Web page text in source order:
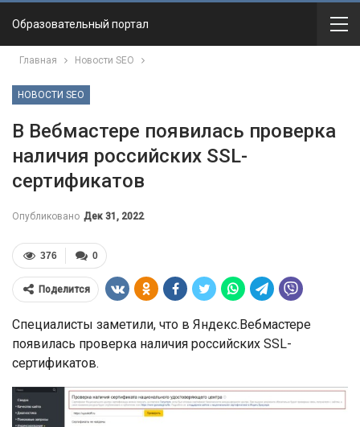
Образовательный портал
Главная Новости SEO
НОВОСТИ SEO
В Вебмастере появилась проверка
наличия российских SSL-
сертификатов
Опубликовано Дек 31, 2022
0
376
Поделится
Специалисты заметили, что в Яндекс.Вебмастере
появилась проверка наличия российских SSL-
сертификатов.